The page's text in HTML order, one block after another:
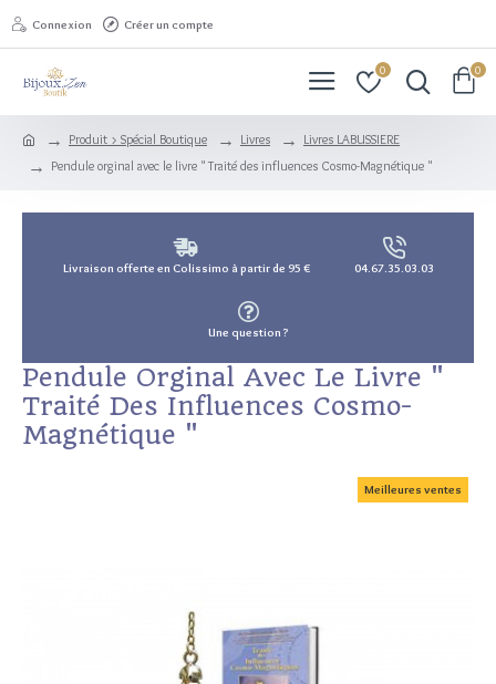
Connexion Créer un compte
0 0
Produit > Spécial Boutique Livres
Livres LABUSSIERE
Pendule orginal avec le livre " Traité des influences Cosmo-Magnétique "
Livraison offerte en Colissimo à partir de 95 € 04.67.35.03.03
Une question ?
Pendule Orginal Avec Le Livre "
Traité Des Influences Cosmo-
Magnétique "
Meilleures ventes